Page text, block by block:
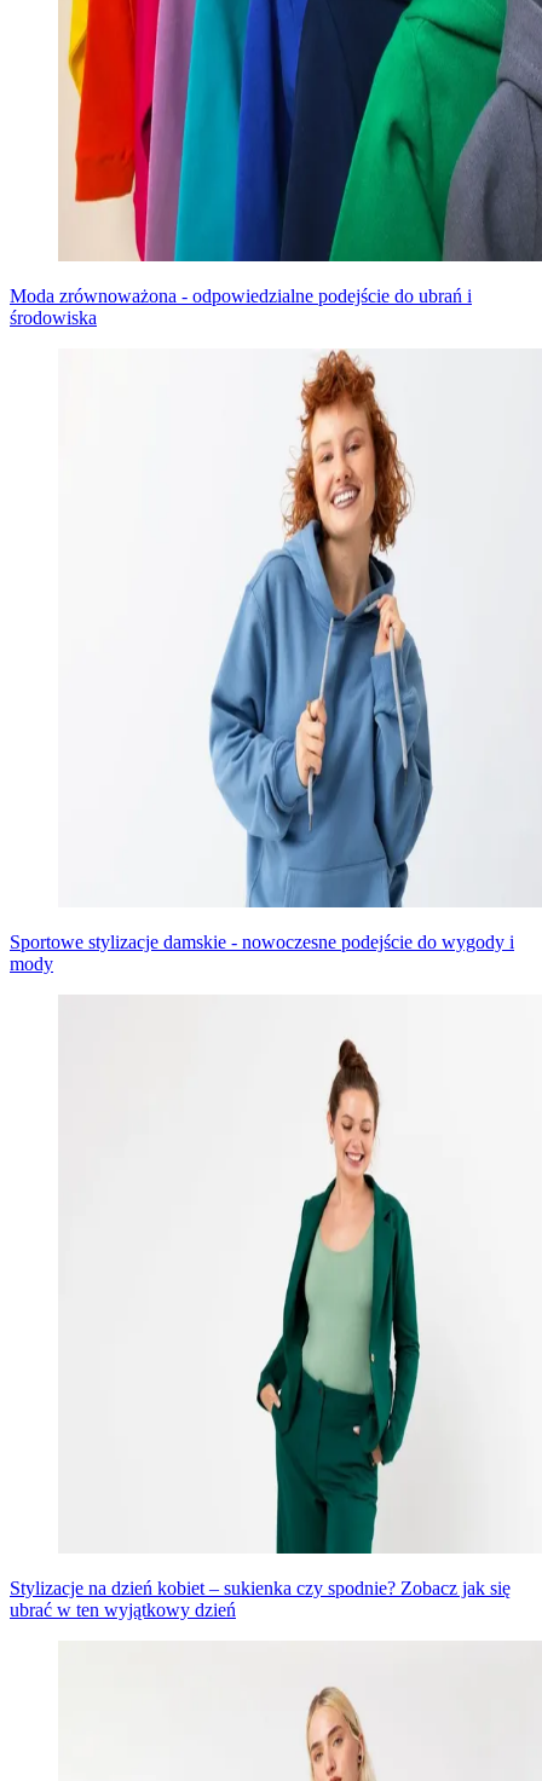
Moda zrównoważona - odpowiedzialne podejście do ubrań i
środowiska
Sportowe stylizacje damskie - nowoczesne podejście do wygody i
mody
Stylizacje na dzień kobiet – sukienka czy spodnie? Zobacz jak się
ubrać w ten wyjątkowy dzień